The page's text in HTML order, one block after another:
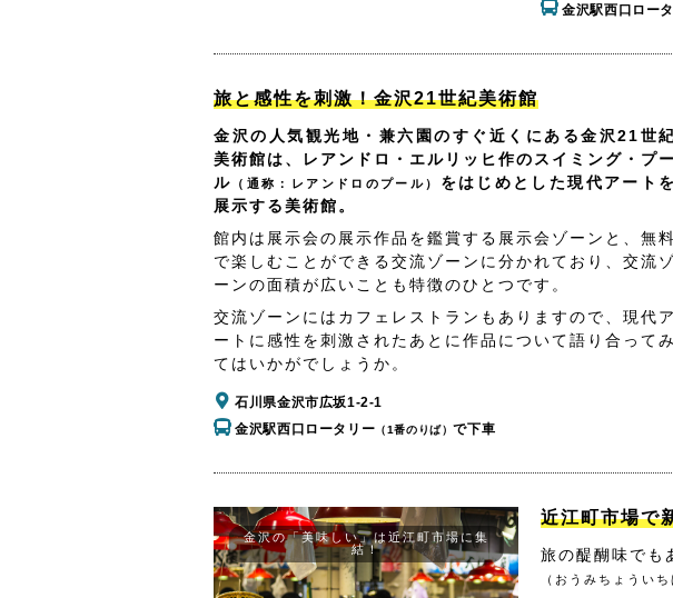
金沢駅西口ロー
旅と感性を刺激！金沢21世紀美術館
金沢の人気観光地・兼六園のすぐ近くにある金沢21世
美術館は、レアンドロ・エルリッヒ作のスイミング・プー
ル
（通称：レアンドロのプール）
をはじめとした現代アートを
展示する美術館。
館内は展示会の展示作品を鑑賞する展示会ゾーンと、無料
で楽しむことができる交流ゾーンに分かれており、交流
ーンの面積が広いことも特徴のひとつです。
交流ゾーンにはカフェレストランもありますので、現代ア
ートに感性を刺激されたあとに作品について語り合ってみ
てはいかがでしょうか。
石川県金沢市広坂1-2-1
金沢駅西口ロータリー （1番のりば）で下車
金沢の「美味しい」は近江町市場に集
結！
近江町市場で
旅の醍醐味でも
（おうみちょういち